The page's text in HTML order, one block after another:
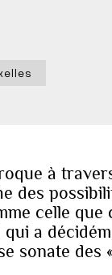
à
des
celle
a
sonate des